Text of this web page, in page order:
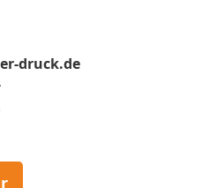
druck.de